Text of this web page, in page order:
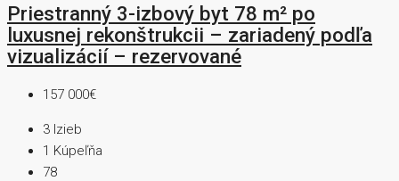
Priestranný 3-izbový byt 78 m² po
luxusnej rekonštrukcii – zariadený podľa
vizualizácií – rezervované
157 000€
3 Izieb
1 Kúpeľňa
78